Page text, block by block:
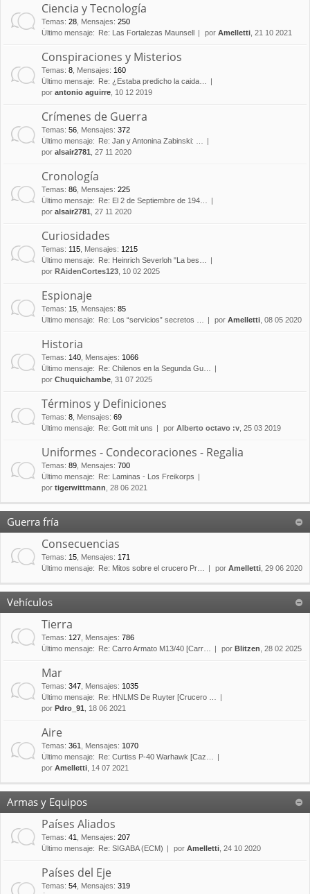
Ciencia y Tecnología
Temas: 28 Mensajes: 250
Último mensaje:
Re: Las Fortalezas Maunsell por Amelletti , 21 10 2021
Conspiraciones y Misterios
Temas: 8 Mensajes: 160
Último mensaje:
Re: ¿Estaba predicho la caida…
por antonio aguirre , 10 12 2019
Crímenes de Guerra
Temas: 56 Mensajes: 372
Último mensaje:
Re: Jan y Antonina Zabinski: …
por alsair2781 , 27 11 2020
Cronología
Temas: 86 Mensajes: 225
Último mensaje:
Re: El 2 de Septiembre de 194…
por alsair2781 , 27 11 2020
Curiosidades
Temas: 115 Mensajes: 1215
Último mensaje:
Re: Heinrich Severloh "La bes…
por RAidenCortes123 , 10 02 2025
Espionaje
Temas: 15 Mensajes: 85
Último mensaje:
Re: Los “servicios” secretos … por Amelletti , 08 05 2020
Historia
Temas: 140 Mensajes: 1066
Último mensaje:
Re: Chilenos en la Segunda Gu…
por Chuquichambe , 31 07 2025
Términos y Definiciones
Temas: 8 Mensajes: 69
Último mensaje:
Re: Gott mit uns por Alberto octavo :v , 25 03 2019
Uniformes - Condecoraciones - Regalia
Temas: 89 Mensajes: 700
Último mensaje:
Re: Laminas - Los Freikorps
por tigerwittmann , 28 06 2021
Guerra fría
Consecuencias
Temas: 15 Mensajes: 171
Último mensaje:
Re: Mitos sobre el crucero Pr… por Amelletti , 29 06 2020
Vehículos
Tierra
Temas: 127 Mensajes: 786
Último mensaje:
Re: Carro Armato M13/40 [Carr… por Blitzen , 28 02 2025
Mar
Temas: 347 Mensajes: 1035
Último mensaje:
Re: HNLMS De Ruyter [Crucero …
por Pdro_91 , 18 06 2021
Aire
Temas: 361 Mensajes: 1070
Último mensaje:
Re: Curtiss P-40 Warhawk [Caz…
por Amelletti , 14 07 2021
Armas y Equipos
Países Aliados
Temas: 41 Mensajes: 207
Último mensaje:
Re: SIGABA (ECM) por Amelletti , 24 10 2020
Países del Eje
Temas: 54 Mensajes: 319